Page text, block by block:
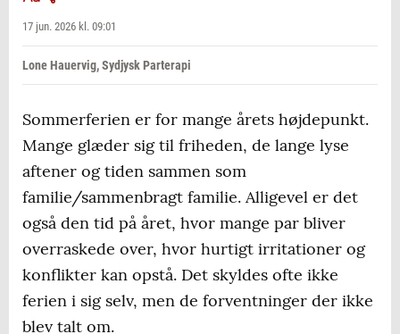
17 jun. 2026 kl. 09:01
Lone Hauervig, Sydjysk Parterapi
Sommerferien er for mange årets højdepunkt.
Mange glæder sig til friheden, de lange lyse
aftener og tiden sammen som
familie/sammenbragt familie. Alligevel er det
også den tid på året, hvor mange par bliver
overraskede over, hvor hurtigt irritationer og
konflikter kan opstå. Det skyldes ofte ikke
ferien i sig selv, men de forventninger der ikke
blev talt om.